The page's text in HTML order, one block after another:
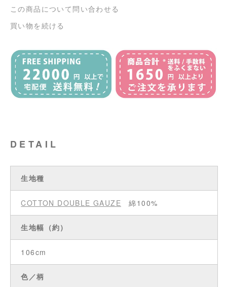
この商品について問い合わせる
買い物を続ける
DETAIL
生地種
COTTON DOUBLE GAUZE 綿100%
生地幅（約）
106cm
色／柄